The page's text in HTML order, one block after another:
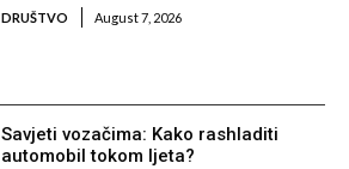
DRUŠTVO August 7, 2026
Savjeti vozačima: Kako rashladiti
automobil tokom ljeta?